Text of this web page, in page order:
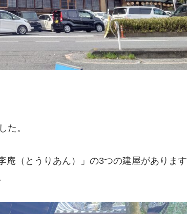
た。
庵（とうりあん）」の3つの建屋があります